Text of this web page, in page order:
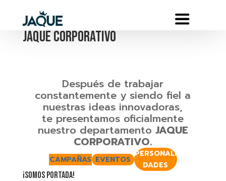
JAQUE CORPORATIVO
Después de trabajar
constantemente y siendo fiel a
nuestras ideas innovadoras,
te presentamos oficialmente
nuestro departamento JAQUE
CORPORATIVO.
CAMPAÑAS EVENTOS
PERSONALI
DADES
¡SOMOS PORTADA!